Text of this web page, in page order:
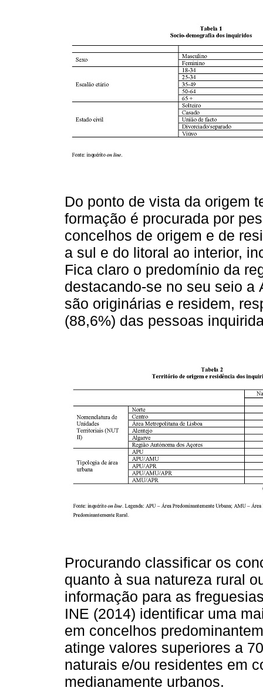
Do ponto de vista da origem
formação é procurada por
concelhos de origem e de
a sul e do litoral ao interior,
Fica claro o predomínio da
destacando-se no seu seio a
são originárias e residem,
(88,6%) das pessoas
Procurando classificar os
quanto à sua natureza rural
informação para as
INE (2014) identificar uma
em concelhos
atinge valores superiores a
naturais e/ou residentes em
medianamente urbanos.